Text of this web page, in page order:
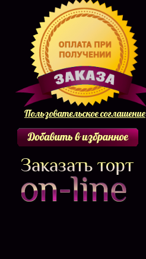
Пользовательское соглашение